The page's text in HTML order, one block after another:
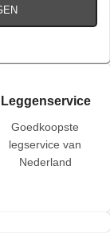
Leggenservice
Goedkoopste
legservice van
Nederland